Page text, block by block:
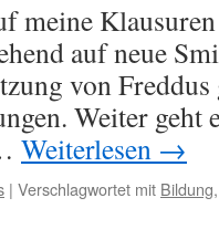
meine
auf neue
von Freddus
Weiter geht
Weiterlesen →
| Verschlagwortet mit Bildung